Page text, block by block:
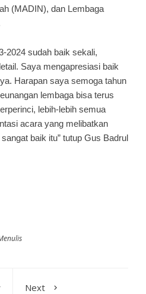
(MADIN), dan Lembaga
2024 sudah baik sekali,
Saya mengapresiasi baik
Harapan saya semoga tahun
lembaga bisa terus
lebih-lebih semua
acara yang melibatkan
baik itu” tutup Gus Badrul
Next